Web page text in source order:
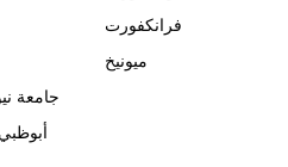
جامعة
فرانكفورت
ميونيخ